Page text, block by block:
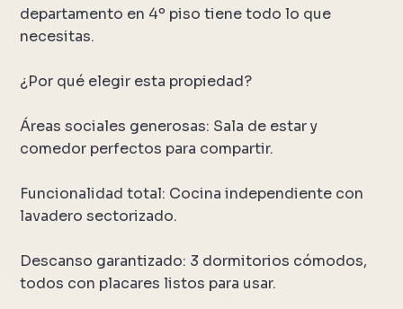
departamento en 4º piso tiene todo lo que
necesitas.
¿Por qué elegir esta propiedad?
Áreas sociales generosas: Sala de estar y
comedor perfectos para compartir.
Funcionalidad total: Cocina independiente con
lavadero sectorizado.
Descanso garantizado: 3 dormitorios cómodos,
todos con placares listos para usar.